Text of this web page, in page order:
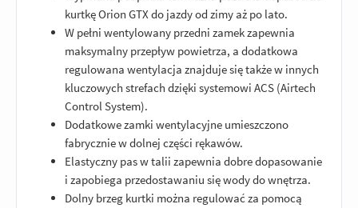
kurtkę Orion GTX do jazdy od zimy aż po lato.
W pełni wentylowany przedni zamek zapewnia
maksymalny przepływ powietrza, a dodatkowa
regulowana wentylacja znajduje się także w innych
kluczowych strefach dzięki systemowi ACS (Airtech
Control System).
Dodatkowe zamki wentylacyjne umieszczono
fabrycznie w dolnej części rękawów.
Elastyczny pas w talii zapewnia dobre dopasowanie
i zapobiega przedostawaniu się wody do wnętrza.
Dolny brzeg kurtki można regulować za pomocą